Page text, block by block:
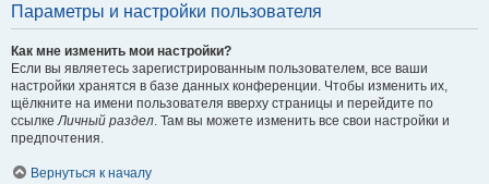
Параметры и настройки пользователя
Как мне изменить мои настройки?
Если вы являетесь зарегистрированным пользователем, все ваши
настройки хранятся в базе данных конференции. Чтобы изменить их,
щёлкните на имени пользователя вверху страницы и перейдите по
ссылкеЛичный раздел. Там вы можете изменить все свои настройки и
предпочтения.
Вернуться к началу